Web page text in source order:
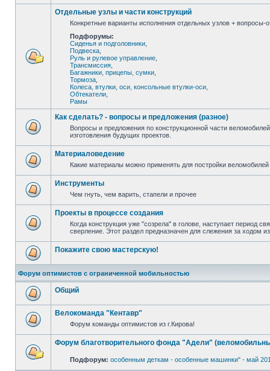
Отдельные узлы и части конструкций
Конкретные варианты исполнения отдельных узлов + вопросы-
Подфорумы:
Сиденья и подголовники
Подвеска
Руль и рулевое управление
Трансмиссия
Багажники, прицепы, сумки
Тормоза
Колеса, втулки, оси, консольные втулки-оси
Обтекатели
Рамы
Как сделать? - вопросы и предложения (разное)
Вопросы и предложения по конструкционной части
изготовления будущих проектов.
Материаловедение
Какие материалы можно применять для постройки
Инструменты
Чем гнуть, чем варить, стапели и прочее
Проекты в процессе создания
Когда конструкция уже "созрела" в голове, наступает период
сверление. Этот раздел предназначен для слежения за ходом
Покажите свою мастерскую!
Форум оптимистов с ограниченной мобильностью
Общий
Велокоманда "Кентавр"
Форум команды оптимистов из г.Кирова!
Форум благотворительного фонда "Адели"
Подфорум: особенным деткам - особенные машинки" - май